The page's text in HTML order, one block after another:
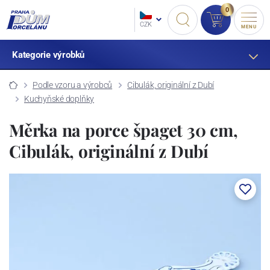
CZK
0
MENU
Kategorie výrobků
Podle vzoru a výrobců
Cibulák, originální z Dubí
Kuchyňské doplňky
Měrka na porce špaget 30 cm,
Cibulák, originální z Dubí